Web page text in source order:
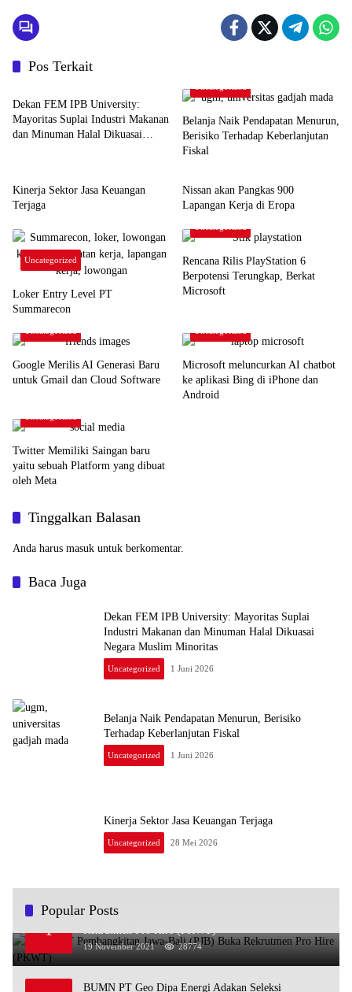
Pos Terkait
Uncategorized
Dekan FEM IPB University:
Mayoritas Suplai Industri Makanan
dan Minuman Halal Dikuasai
Belanja Naik Pendapatan Menurun,
Berisiko Terhadap Keberlanjutan
Fiskal
Kinerja Sektor Jasa Keuangan
Terjaga
Uncategorized
Nissan akan Pangkas 900
Lapangan Kerja di Eropa
Uncategorized
Loker Entry Level PT
Summarecon
Rencana Rilis PlayStation 6
Berpotensi Terungkap, Berkat
Microsoft
Google Merilis AI Generasi Baru
untuk Gmail dan Cloud Software
Microsoft meluncurkan AI chatbot
ke aplikasi Bing di iPhone dan
Android
Twitter Memiliki Saingan baru
yaitu sebuah Platform yang dibuat
oleh Meta
Tinggalkan Balasan
Anda harus masuk untuk berkomentar.
Baca Juga
Dekan FEM IPB University: Mayoritas Suplai
Industri Makanan dan Minuman Halal Dikuasai
Negara Muslim Minoritas
Uncategorized 1 Juni 2026
Belanja Naik Pendapatan Menurun, Berisiko
Terhadap Keberlanjutan Fiskal
Uncategorized 1 Juni 2026
Kinerja Sektor Jasa Keuangan Terjaga
Uncategorized 28 Mei 2026
Popular Posts
1
BUMN PT Pembangkitan Jawa-Bali (PJB) Buka
Rekrutmen Pro Hire (PKWT)
19 November 2021 28774
BUMN PT Geo Dipa Energi Adakan Seleksi